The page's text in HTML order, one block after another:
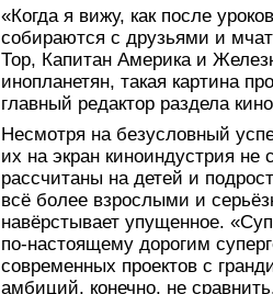
«Когда я вижу, как после
собираются с друзьями и
Тор, Капитан Америка и
инопланетян, такая картина
главный редактор раздела
Несмотря на безусловный
их на экран киноиндустрия
рассчитаны на детей и
всё более взрослыми и
навёрстывает упущенное.
по-настоящему дорогим
современных проектов с
амбиций, конечно, не